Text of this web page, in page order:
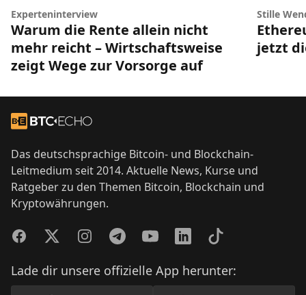
Experteninterview
Warum die Rente allein nicht
mehr reicht – Wirtschaftsweise
zeigt Wege zur Vorsorge auf
Stille
jetzt
Zur Startseite
Das deutschsprachige Bitcoin- und Blockchain-
Leitmedium seit 2014. Aktuelle News, Kurse und
Ratgeber zu den Themen Bitcoin, Blockchain und
Kryptowährungen.
FacebookTwitterInstagramTelegramYouTubeLinkedInTikTok
Lade dir unsere offizielle App herunter: